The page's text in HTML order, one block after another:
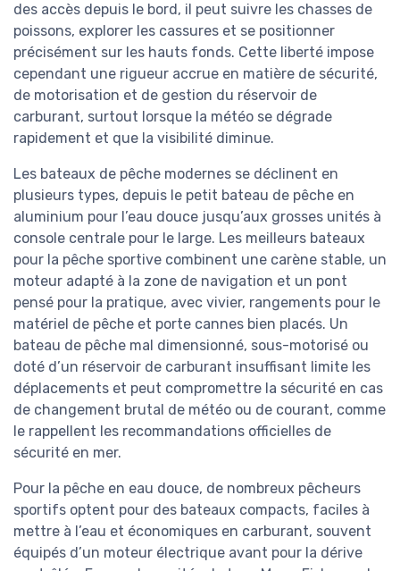
des accès depuis le bord, il peut suivre les chasses de
poissons, explorer les cassures et se positionner
précisément sur les hauts fonds. Cette liberté impose
cependant une rigueur accrue en matière de sécurité,
de motorisation et de gestion du réservoir de
carburant, surtout lorsque la météo se dégrade
rapidement et que la visibilité diminue.
Les bateaux de pêche modernes se déclinent en
plusieurs types, depuis le petit bateau de pêche en
aluminium pour l’eau douce jusqu’aux grosses unités à
console centrale pour le large. Les meilleurs bateaux
pour la pêche sportive combinent une carène stable, un
moteur adapté à la zone de navigation et un pont
pensé pour la pratique, avec vivier, rangements pour le
matériel de pêche et porte cannes bien placés. Un
bateau de pêche mal dimensionné, sous-motorisé ou
doté d’un réservoir de carburant insuffisant limite les
déplacements et peut compromettre la sécurité en cas
de changement brutal de météo ou de courant, comme
le rappellent les recommandations officielles de
sécurité en mer.
Pour la pêche en eau douce, de nombreux pêcheurs
sportifs optent pour des bateaux compacts, faciles à
mettre à l’eau et économiques en carburant, souvent
équipés d’un moteur électrique avant pour la dérive